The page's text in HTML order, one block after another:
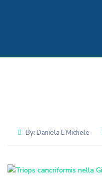
By: Daniela E Michele